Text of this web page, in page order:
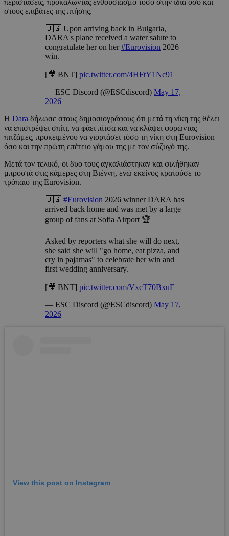
στους επιβάτες της πτήσης.
🇧🇬 Upon arriving back in Bulgaria,
DARA's plane received a water salute to
congratulate her on her#Eurovision 2026
win.
[🎥 BNT] pic.twitter.com/4HFtY1Nc91
— ESC Discord (@ESCdiscord) May 17,
2026
Η Dara δήλωσε στους δημοσιογράφους ότι μετά τη νίκη της θέλει
να επιστρέψει σπίτι, να φάει πίτσα και να κλάψει φορώντας
πιτζάμες, προκειμένου να γιορτάσει τόσο τη νίκη στη Eurovision
όσο και την πρώτη επέτειο γάμου της με τον σύζυγό της.
Μετά τον τελικό, οι δυο τους αγκαλιάστηκαν και φιλήθηκαν
μπροστά στις κάμερες στη Βιέννη, ενώ εκείνος κρατούσε το
τρόπαιο της Eurovision.
🇧🇬 #Eurovision 2026 winner DARA has
arrived back home and was met by a large
group of fans at Sofia Airport 🏆
Asked by reporters what she will do next,
she said she will "go home, eat pizza, and
cry in pajamas" to celebrate her win and
first wedding anniversary.
[🎥 BNT] pic.twitter.com/VxcT70BxuE
— ESC Discord (@ESCdiscord) May 17,
2026
View this post on Instagram